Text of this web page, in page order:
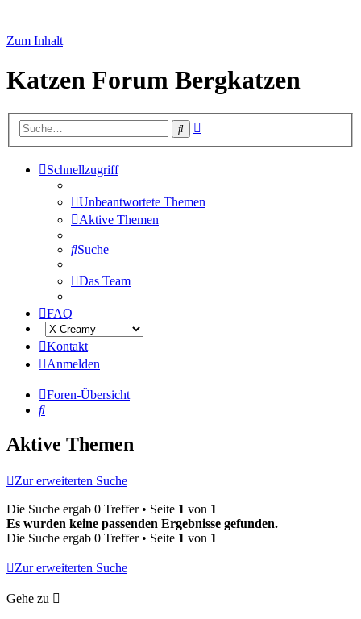
Zum Inhalt
Katzen Forum Bergkatzen
Suche
Schnellzugriff
Unbeantwortete Themen
Aktive Themen
Suche
Das Team
FAQ
Kontakt
Anmelden
Foren-Übersicht
Suche
Aktive Themen
Zur erweiterten Suche
Die Suche ergab 0 Treffer • Seite 1 von 1
Es wurden keine passenden Ergebnisse gefunden.
Die Suche ergab 0 Treffer • Seite 1 von 1
Zur erweiterten Suche
Gehe zu